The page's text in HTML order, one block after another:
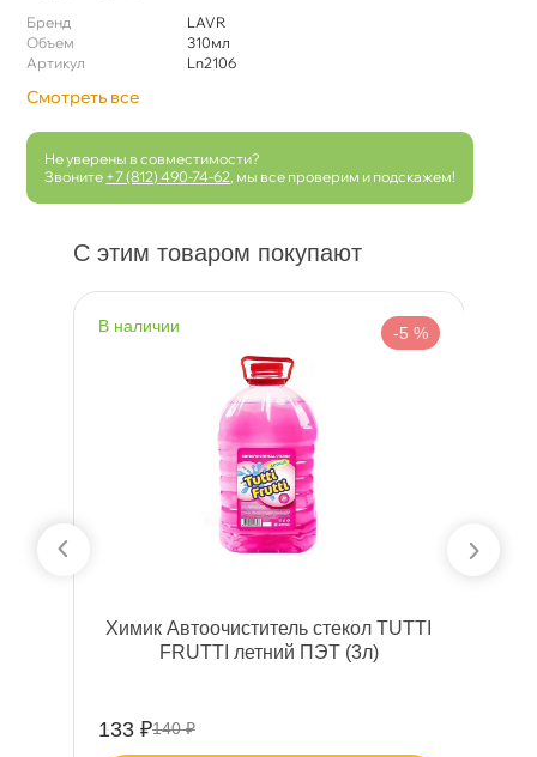
Бренд
LAVR
Объем
310мл
Артикул
Ln2106
Смотреть все
Не уверены в совместимости?
Звоните +7 (812) 490-74-62 , мы все проверим и подскажем!
С этим товаром покупают
наличии -5 %
Химик Автоочиститель стекол TUTTI
FRUTTI летний ПЭТ (3л)
133 ₽140 ₽